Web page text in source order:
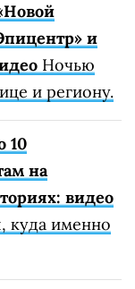
и
Ночью
и региону.
10
на
видео
куда именно